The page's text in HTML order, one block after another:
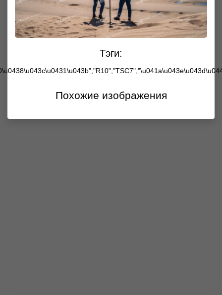
Тэги:
Похожие изображения
Введите сумму пополнения $